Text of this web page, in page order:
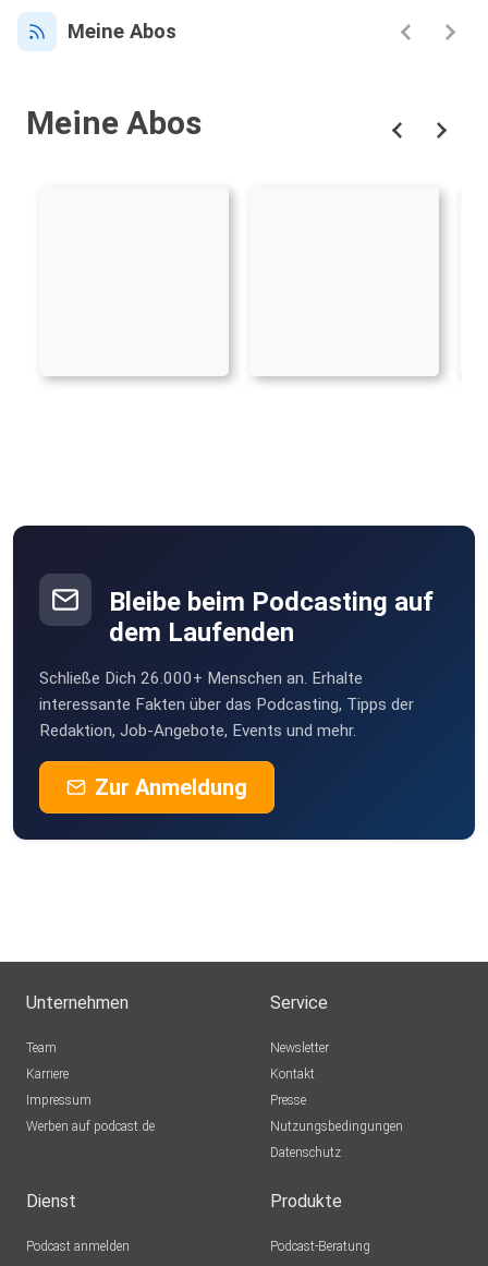
Meine Abos
Meine Abos
Bleibe beim Podcasting auf
dem Laufenden
Schließe Dich 26.000+ Menschen an. Erhalte
interessante Fakten über das Podcasting, Tipps der
Redaktion, Job-Angebote, Events und mehr.
Zur Anmeldung
Unternehmen
Team
Karriere
Impressum
Werben auf podcast.de
Service
Newsletter
Kontakt
Presse
Nutzungsbedingungen
Datenschutz
Dienst
Podcast anmelden
Produkte
Podcast-Beratung